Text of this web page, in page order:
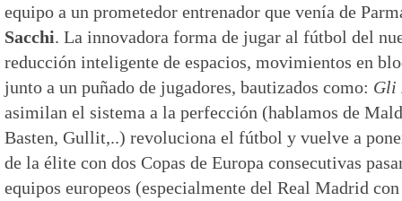
equipo a un prometedor entrenador que venía de
Sacchi. La innovadora forma de jugar al fútbol del
reducción inteligente de espacios, movimientos en
junto a un puñado de jugadores, bautizados como: Gli
asimilan el sistema a la perfección (hablamos de
Basten, Gullit,..) revoluciona el fútbol y vuelve a
de la élite con dos Copas de Europa consecutivas
equipos europeos (especialmente del Real Madrid